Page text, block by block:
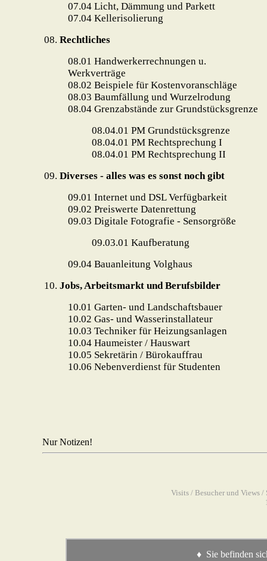
07.04 Licht, Dämmung und Parkett
07.04 Kellerisolierung
08. Rechtliches
08.01 Handwerkerrechnungen u.
Werkverträge
08.02 Beispiele für Kostenvoranschläge
08.03 Baumfällung und Wurzelrodung
08.04 Grenzabstände zur Grundstücksgrenze
08.04.01 PM Grundstücksgrenze
08.04.01 PM Rechtsprechung I
08.04.01 PM Rechtsprechung II
09. Diverses - alles was es sonst noch gibt
09.01 Internet und DSL Verfügbarkeit
09.02 Preiswerte Datenrettung
09.03 Digitale Fotografie - Sensorgröße
09.03.01 Kaufberatung
09.04 Bauanleitung Volghaus
10. Jobs, Arbeitsmarkt und Berufsbilder
10.01 Garten- und Landschaftsbauer
10.02 Gas- und Wasserinstallateur
10.03 Techniker für Heizungsanlagen
10.04 Haumeister / Hauswart
10.05 Sekretärin / Bürokauffrau
10.06 Nebenverdienst für Studenten
Nur Notizen!
Visits / Besucher und Views
♦ Sie befinden